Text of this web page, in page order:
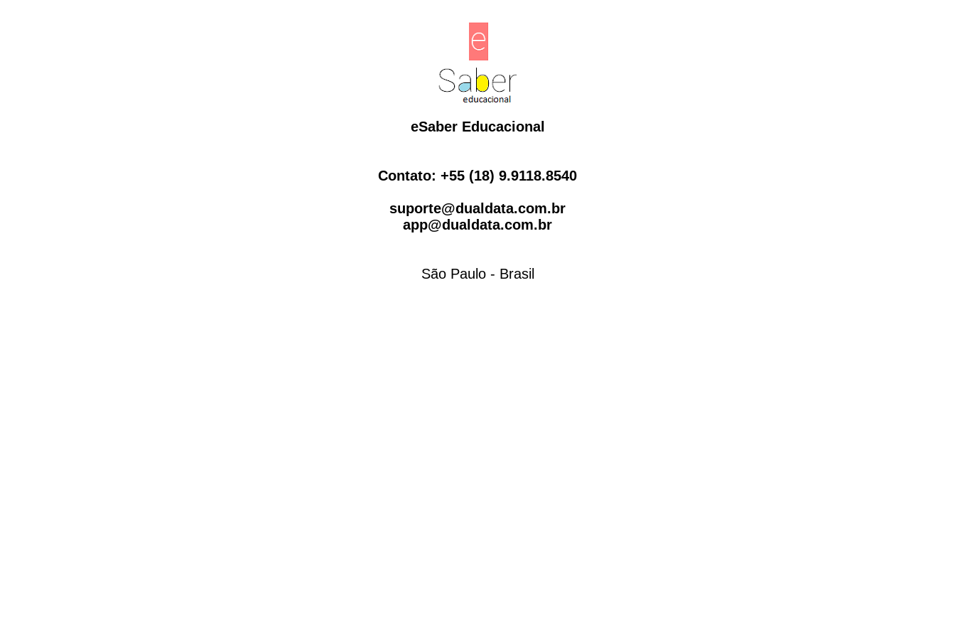
eSaber Educacional
Contato: +55 (18) 9.9118.8540
suporte@dualdata.com.br
app@dualdata.com.br
São Paulo - Brasil